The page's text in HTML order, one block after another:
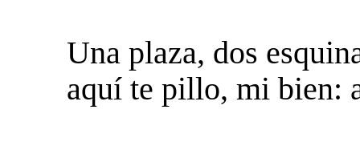
Una plaza, dos
aquí te pillo, mi bien: